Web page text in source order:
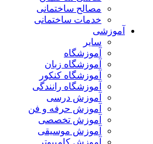
مصالح ساختمانی
خدمات ساختمانی
آموزشی
سایر
آموزشگاه
آموزشگاه زبان
آموزشگاه کنکور
آموزشگاه رانندگی
آموزش درسی
آموزش حرفه و فن
آموزش تخصصی
آموزش موسیقی